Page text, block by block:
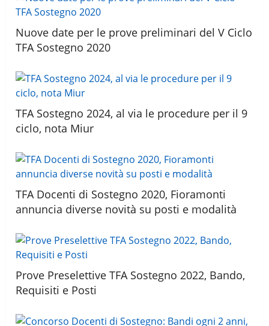
Nuove date per le prove preliminari del V Ciclo
TFA Sostegno 2020
TFA Sostegno 2024, al via le procedure per il 9
ciclo, nota Miur
TFA Docenti di Sostegno 2020, Fioramonti
annuncia diverse novità su posti e modalità
Prove Preselettive TFA Sostegno 2022, Bando,
Requisiti e Posti